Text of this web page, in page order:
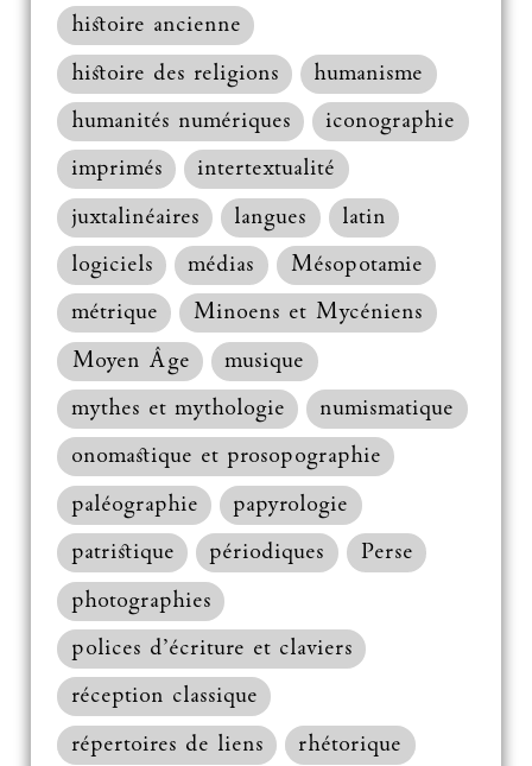
histoire ancienne
histoire des religions
humanisme
humanités numériques
iconographie
imprimés
intertextualité
juxtalinéaires
langues
latin
logiciels
médias
Mésopotamie
métrique
Minoens et Mycéniens
Moyen Âge
musique
mythes et mythologie
numismatique
onomastique et prosopographie
paléographie
papyrologie
patristique
périodiques
Perse
photographies
polices d’écriture et claviers
réception classique
répertoires de liens
rhétorique